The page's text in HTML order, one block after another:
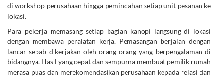
di workshop perusahaan hingga pemindahan setiap unit pesanan ke
lokasi.
Para pekerja memasang setiap bagian kanopi langsung di lokasi
dengan membawa peralatan kerja. Pemasangan berjalan dengan
lancar sebab dikerjakan oleh orang-orang yang berpengalaman di
bidangnya. Hasil yang cepat dan sempurna membuat pemilik rumah
merasa puas dan merekomendasikan perusahaan kepada relasi dan